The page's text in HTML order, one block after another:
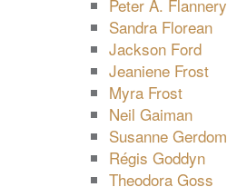
Peter A. Flannery
Sandra Florean
Jackson Ford
Jeaniene Frost
Myra Frost
Neil Gaiman
Susanne Gerdom
Régis Goddyn
Theodora Goss